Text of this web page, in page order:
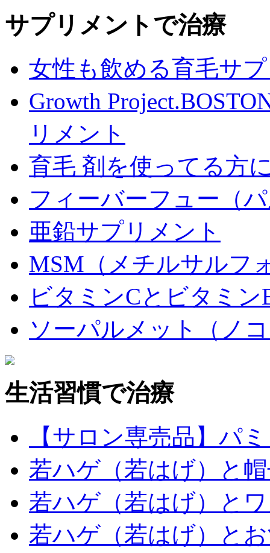
サプリメントで治療
女性も飲める育毛サ
Growth
リメント
育毛 剤を使ってる方
フィーバーフュー（
亜鉛サプリメント
MSM（メチルサルフ
ビタミンCとビタミ
ソーパルメット（ノ
生活習慣で治療
【サロン専売品】パ
若ハゲ（若はげ）と
若ハゲ（若はげ）と
若ハゲ（若はげ）と